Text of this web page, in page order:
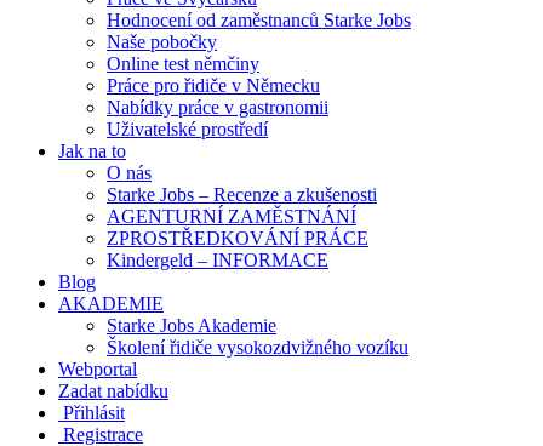
Hodnocení od zaměstnanců Starke Jobs
Naše pobočky
Online test němčiny
Práce pro řidiče v Německu
Nabídky práce v gastronomii
Uživatelské prostředí
Jak na to
O nás
Starke Jobs – Recenze a zkušenosti
AGENTURNÍ ZAMĚSTNÁNÍ
ZPROSTŘEDKOVÁNÍ PRÁCE
Kindergeld – INFORMACE
Blog
AKADEMIE
Starke Jobs Akademie
Školení řidiče vysokozdvižného vozíku
Webportal
Zadat nabídku
Přihlásit
Registrace